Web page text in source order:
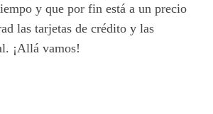
y que por fin está a un precio
las tarjetas de crédito y las
¡Allá vamos!